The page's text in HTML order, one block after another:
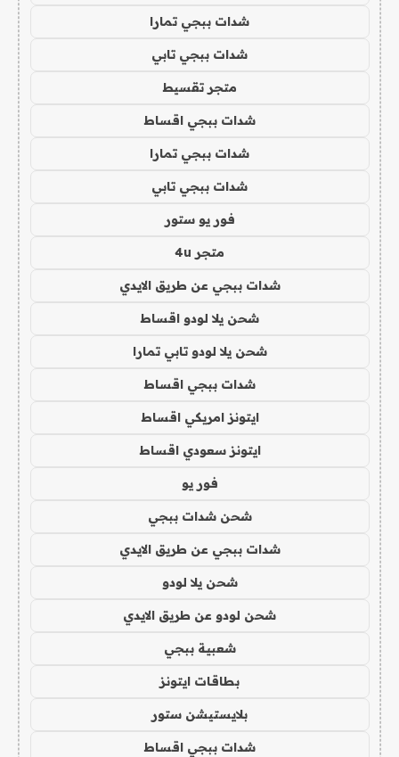
شدات ببجي تمارا
شدات ببجي تابي
متجر تقسيط
شدات ببجي اقساط
شدات ببجي تمارا
شدات ببجي تابي
فور يو ستور
متجر 4u
شدات ببجي عن طريق الايدي
شحن يلا لودو اقساط
شحن يلا لودو تابي تمارا
شدات ببجي اقساط
ايتونز امريكي اقساط
ايتونز سعودي اقساط
فور يو
شحن شدات ببجي
شدات ببجي عن طريق الايدي
شحن يلا لودو
شحن لودو عن طريق الايدي
شعبية ببجي
بطاقات ايتونز
بلايستيشن ستور
شدات ببجي اقساط